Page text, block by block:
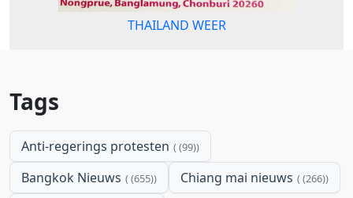
THAILAND WEER
Tags
Anti-regerings protesten (99)
Bangkok Nieuws (655) Chiang mai nieuws (266)